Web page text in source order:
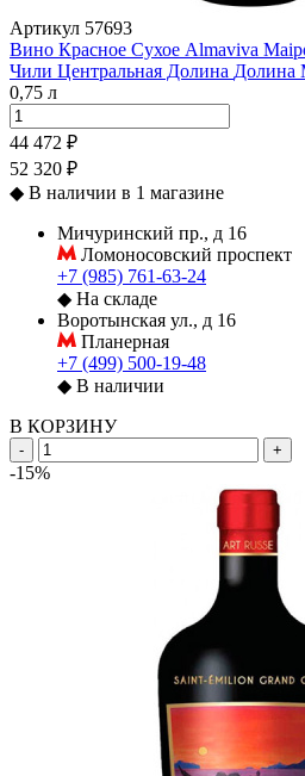
Артикул 57693
Вино Красное Сухое Almaviva
Чили Центральная Долина Долина
0,75 л
44 472 ₽
52 320 ₽
◆ В наличии в 1 магазине
Мичуринский пр., д 16
Ломоносовский проспект
+7 (985) 761-63-24
◆ На складе
Воротынская ул., д 16
Планерная
+7 (499) 500-19-48
◆ В наличии
В КОРЗИНУ
- +
-15%